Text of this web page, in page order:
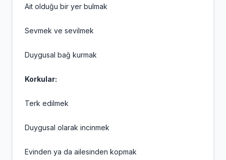
Ait olduğu bir yer bulmak
Sevmek ve sevilmek
Duygusal bağ kurmak
Korkular:
Terk edilmek
Duygusal olarak incinmek
Evinden ya da ailesinden kopmak